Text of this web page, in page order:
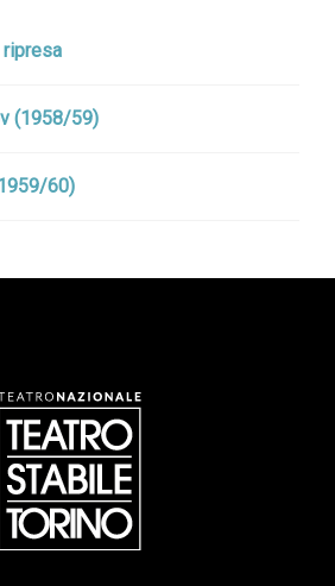
(1958/59)
60)